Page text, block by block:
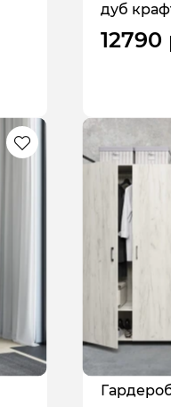
дуб
12790